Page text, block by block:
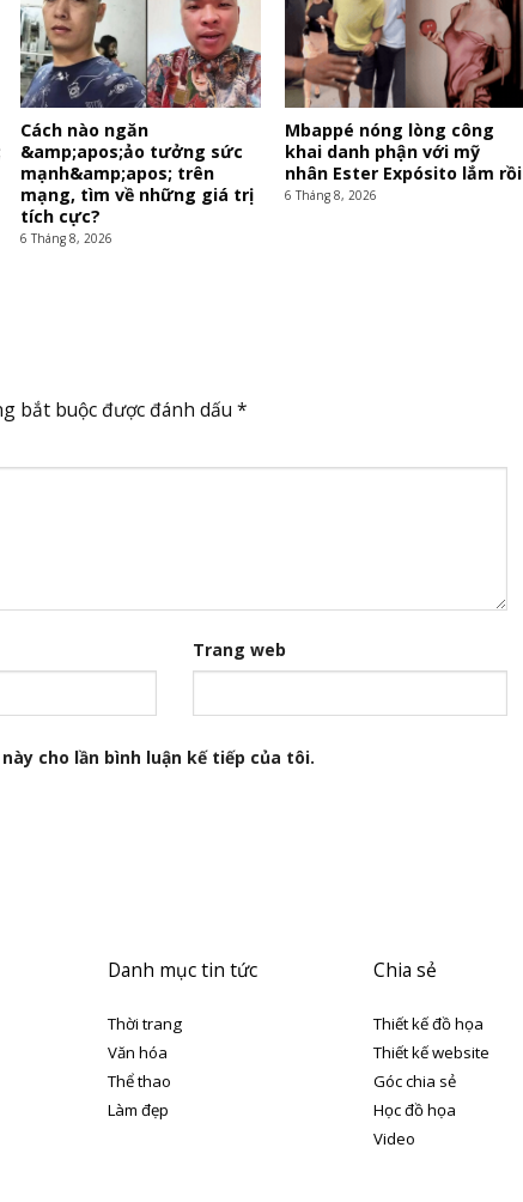
Cách nào ngăn
&amp;apos;ảo tưởng sức
mạnh&amp;apos; trên
mạng, tìm về những giá trị
tích cực?
6 Tháng 8, 2026
Mbappé nóng lòng công
khai danh phận với mỹ
nhân Ester Expósito lắm rồi
6 Tháng 8, 2026
bắt buộc được đánh dấu *
Trang web
cho lần bình luận kế tiếp của tôi.
Danh mục tin tức
Thời trang
Văn hóa
Thể thao
Làm đẹp
Chia sẻ
Thiết kế đồ họa
Thiết kế website
Góc chia sẻ
Học đồ họa
Video